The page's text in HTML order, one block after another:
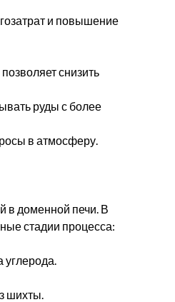
и повышение
снизить
руды с более
в атмосферу.
в доменной печи. В
стадии процесса:
шихты.